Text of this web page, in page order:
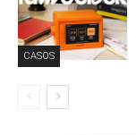
CASOS